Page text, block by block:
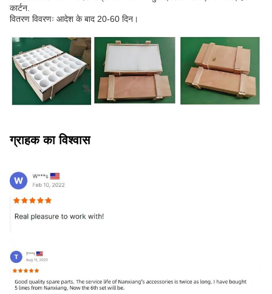
कार्टन.
वितरण विवरणः आदेश के बाद 20-60 दिन।
ग्राहक का विश्वास